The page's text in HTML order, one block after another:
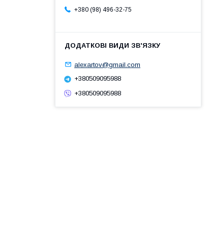
+380 (98) 496-32-75
alexartov@gmail.com
+380509095988
+380509095988